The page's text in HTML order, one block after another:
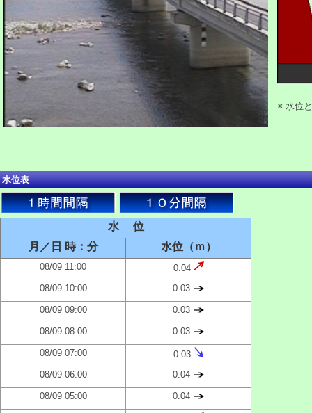
※ 水位
水位表
水 位
月／日 時：分
水位（ｍ）
08/09 11:00
0.04
08/09 10:00
0.03
08/09 09:00 0.03
08/09 08:00 0.03
08/09 07:00
0.03
08/09 06:00
0.04
08/09 05:00 0.04